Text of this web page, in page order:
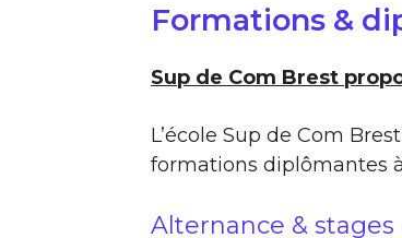
Formations &
Sup de Com Brest
L’école Sup de Com
formations diplômantes
Alternance &